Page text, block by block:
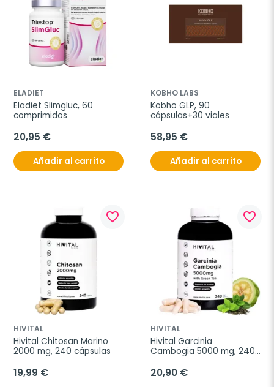
ELADIET
Eladiet Slimgluc, 60
comprimidos
20,95 €
Añadir al carrito
KOBHO LABS
Kobho GLP, 90
cápsulas+30 viales
58,95 €
Añadir al carrito
favorite_border
HIVITAL
Hivital Chitosan Marino
2000 mg, 240 cápsulas
19,99 €
favorite_border
HIVITAL
Hivital Garcinia
Cambogia 5000 mg, 240
20,90 €